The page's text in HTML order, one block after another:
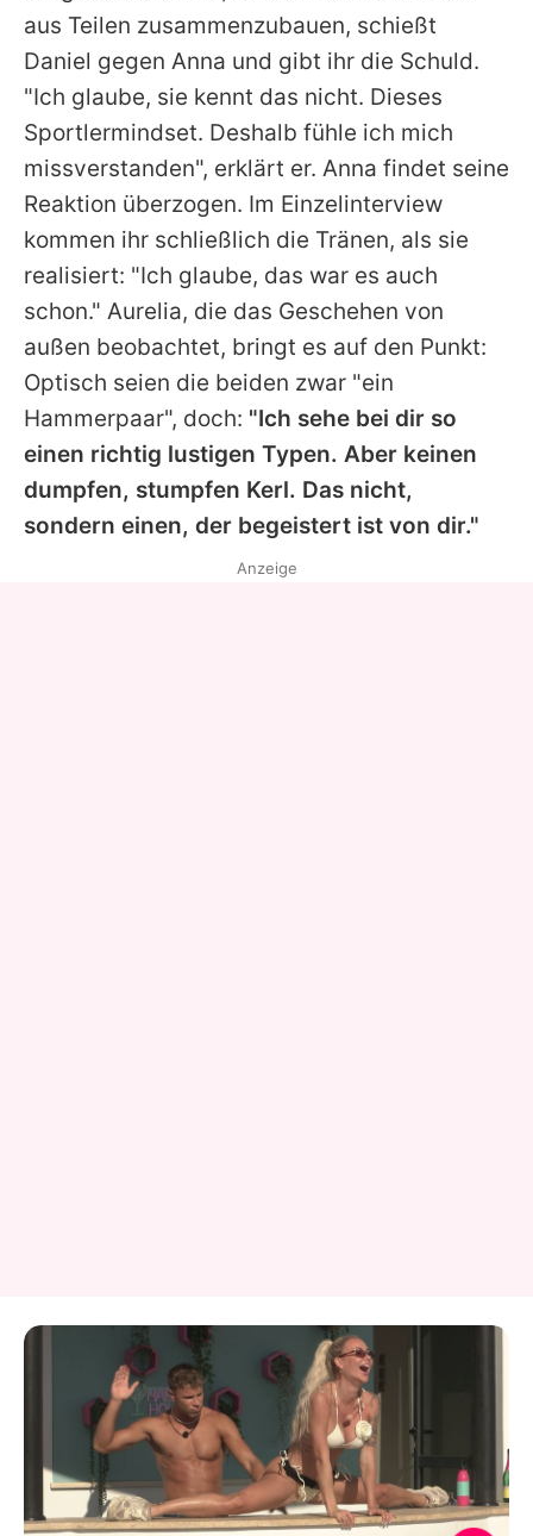
aus Teilen zusammenzubauen, schießt
Daniel gegen Anna und gibt ihr die Schuld.
"Ich glaube, sie kennt das nicht. Dieses
Sportlermindset. Deshalb fühle ich mich
missverstanden", erklärt er. Anna findet seine
Reaktion überzogen. Im Einzelinterview
kommen ihr schließlich die Tränen, als sie
realisiert: "Ich glaube, das war es auch
schon." Aurelia, die das Geschehen von
außen beobachtet, bringt es auf den Punkt:
Optisch seien die beiden zwar "ein
Hammerpaar", doch: "Ich sehe bei dir so
einen richtig lustigen Typen. Aber keinen
dumpfen, stumpfen Kerl. Das nicht,
sondern einen, der begeistert ist von dir."
Anzeige